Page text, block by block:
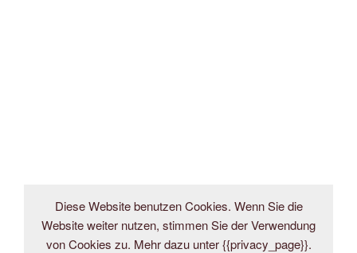
Diese Website benutzen Cookies. Wenn Sie die
Website weiter nutzen, stimmen Sie der Verwendung
von Cookies zu. Mehr dazu unter {{privacy_page}}.